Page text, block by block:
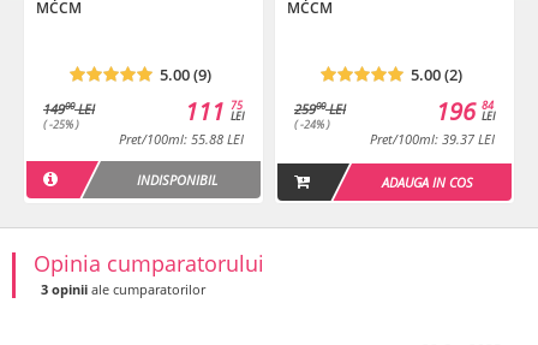
Helianthus Annuus Seed Oil, Allantoin, BHT
Termen de valabilitate: 12 luni de la prima deschidere a
produsului.
MCCM
5.00 (9)
14900LEI
( -25% )
75
LEI
111
Pret/100ml: 55.88 LEI
INDISPONIBIL
MCCM
5.00 (2)
25900LEI
( -24% )
84
LEI
196
Pret/100ml: 39.37 LEI
ADAUGA IN COS
Opinia cumparatorului
3 opinii ale cumparatorilor